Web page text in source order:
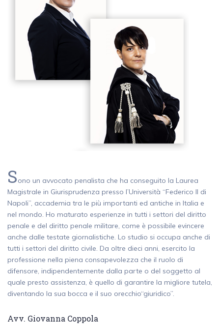
Sono un avvocato penalista che ha conseguito la Laurea
Magistrale in Giurisprudenza presso l’Università “Federico II di
Napoli”, accademia tra le più importanti ed antiche in Italia e
nel mondo. Ho maturato esperienze in tutti i settori del diritto
penale e del diritto penale militare, come è possibile evincere
anche dalle testate giornalistiche. Lo studio si occupa anche di
tutti i settori del diritto civile. Da oltre dieci anni, esercito la
professione nella piena consapevolezza che il ruolo di
difensore, indipendentemente dalla parte o del soggetto al
quale presto assistenza, è quello di garantire la migliore tutela,
diventando la sua bocca e il suo orecchio“giuridico”.
Avv. Giovanna Coppola